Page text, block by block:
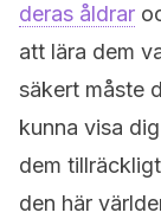
deras åldrar
att lära dem
säkert måste
kunna visa
dem
den här